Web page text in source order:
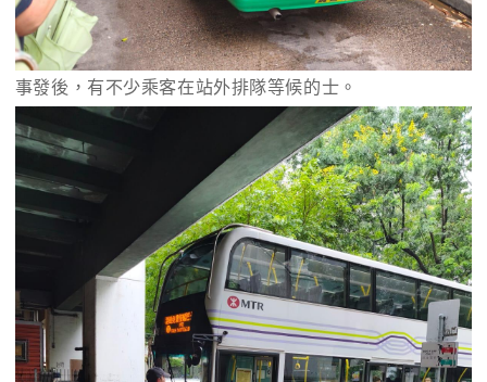
事發後，有不少乘客在站外排隊等候的士。